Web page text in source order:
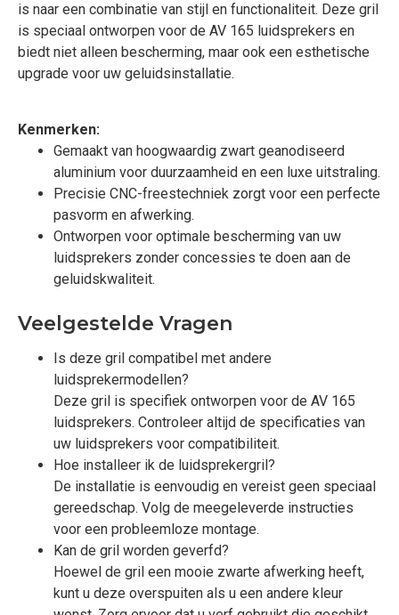
is naar een combinatie van stijl en functionaliteit. Deze gril
is speciaal ontworpen voor de AV 165 luidsprekers en
biedt niet alleen bescherming, maar ook een esthetische
upgrade voor uw geluidsinstallatie.
Kenmerken:
Gemaakt van hoogwaardig zwart geanodiseerd
aluminium voor duurzaamheid en een luxe uitstraling.
Precisie CNC-freestechniek zorgt voor een perfecte
pasvorm en afwerking.
Ontworpen voor optimale bescherming van uw
luidsprekers zonder concessies te doen aan de
geluidskwaliteit.
Veelgestelde Vragen
Is deze gril compatibel met andere
luidsprekermodellen?
Deze gril is specifiek ontworpen voor de AV 165
luidsprekers. Controleer altijd de specificaties van
uw luidsprekers voor compatibiliteit.
Hoe installeer ik de luidsprekergril?
De installatie is eenvoudig en vereist geen speciaal
gereedschap. Volg de meegeleverde instructies
voor een probleemloze montage.
Kan de gril worden geverfd?
Hoewel de gril een mooie zwarte afwerking heeft,
kunt u deze overspuiten als u een andere kleur